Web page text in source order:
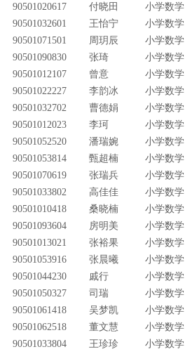
90501020617
付晓田 小学数学
90501032601
王怡宁 小学数学
90501071501
周玥辰 小学数学
90501090830
张琦 小学数学
90501012107
曾意 小学数学
90501022227
李韵冰 小学数学
90501032702
曹德娟 小学数学
90501012023
李珂 小学数学
90501052520
潘瑞婉 小学数学
90501053814
甄超楠 小学数学
90501070619
张瑞兵 小学数学
90501033802
高佳佳 小学数学
90501010418
桑晓楠 小学数学
90501093604
房明美 小学数学
90501013021
张裕果 小学数学
90501053916
张晨曦 小学数学
90501044230
戚行 小学数学
90501050327
司瑞 小学数学
90501061418
吴梦凯 小学数学
90501062518
董文慧 小学数学
90501033804
王珍珍 小学数学